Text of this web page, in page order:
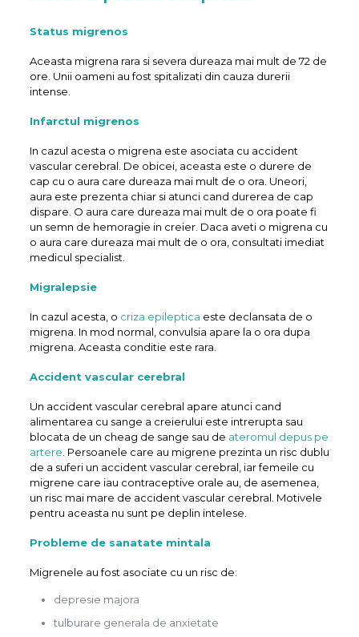
Status migrenos
Aceasta migrena rara si severa dureaza mai mult de 72 de
ore. Unii oameni au fost spitalizati din cauza durerii
intense.
Infarctul migrenos
In cazul acesta o migrena este asociata cu accident
vascular cerebral. De obicei, aceasta este o durere de
cap cu o aura care dureaza mai mult de o ora. Uneori,
aura este prezenta chiar si atunci cand durerea de cap
dispare. O aura care dureaza mai mult de o ora poate fi
un semn de hemoragie in creier. Daca aveti o migrena cu
o aura care dureaza mai mult de o ora, consultati imediat
medicul specialist.
Migralepsie
In cazul acesta, o criza epileptica este declansata de o
migrena. In mod normal, convulsia apare la o ora dupa
migrena. Aceasta conditie este rara.
Accident vascular cerebral
Un accident vascular cerebral apare atunci cand
alimentarea cu sange a creierului este intrerupta sau
blocata de un cheag de sange sau de ateromul depus pe
artere . Persoanele care au migrene prezinta un risc dublu
de a suferi un accident vascular cerebral, iar femeile cu
migrene care iau contraceptive orale au, de asemenea,
un risc mai mare de accident vascular cerebral. Motivele
pentru aceasta nu sunt pe deplin intelese.
Probleme de sanatate mintala
Migrenele au fost asociate cu un risc de:
depresie majora
tulburare generala de anxietate